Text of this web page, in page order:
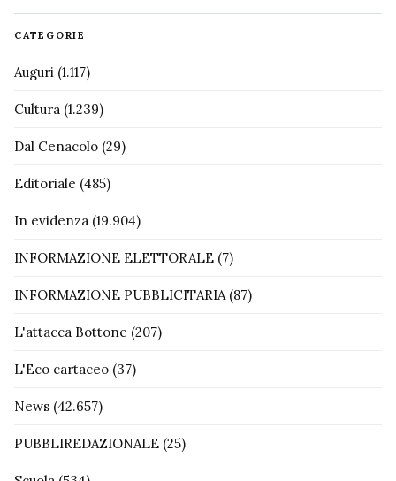
CATEGORIE
Auguri (1.117)
Cultura (1.239)
Dal Cenacolo (29)
Editoriale (485)
In evidenza (19.904)
INFORMAZIONE ELETTORALE (7)
INFORMAZIONE PUBBLICITARIA(87)
L'attacca Bottone (207)
L'Eco cartaceo (37)
News (42.657)
PUBBLIREDAZIONALE (25)